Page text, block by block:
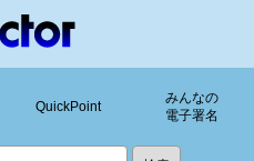
QuickPoint
みんなの
電子署名